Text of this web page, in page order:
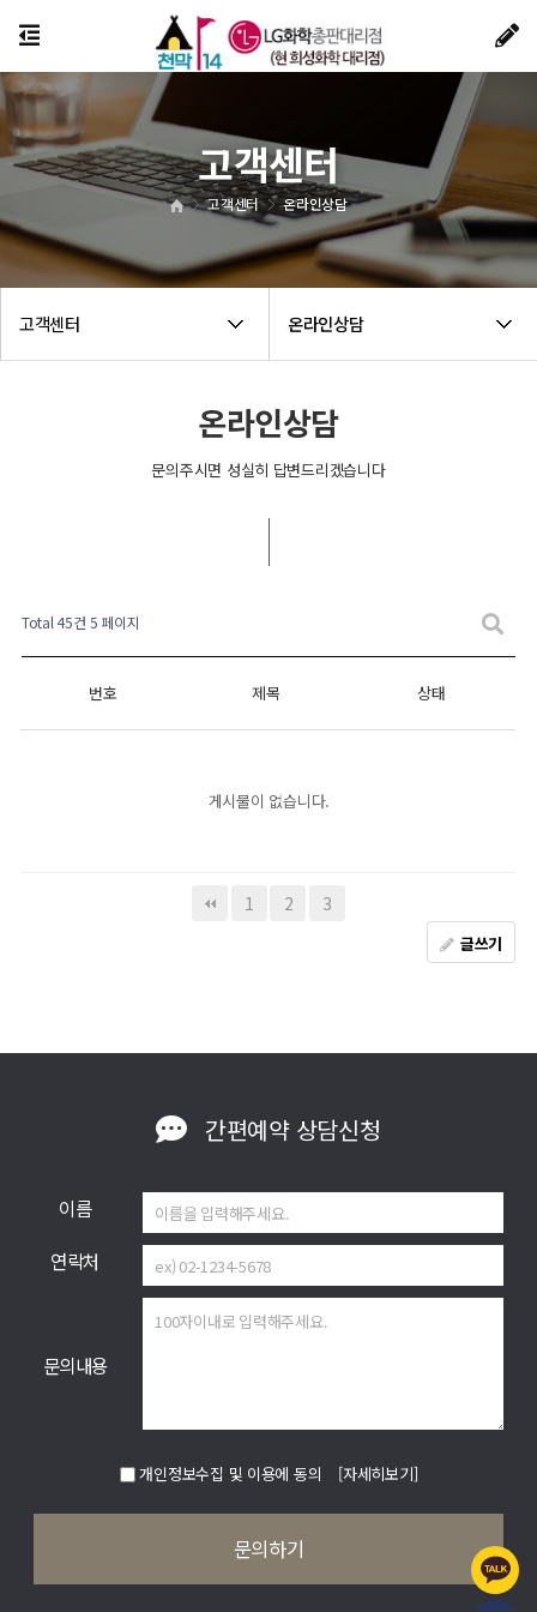
고객센터 온라인상담
고객센터 온라인상담
고객센터
온라인상담
문의주시면 성실히 답변드리겠습니다
Total 45건 5 페이지
번호 제목 상태
게시물이 없습니다.
1 2 3
글쓰기
간편예약상담신청
이름
연락처
문의내용
개인정보수집 및 이용에 동의 [자세히보기]